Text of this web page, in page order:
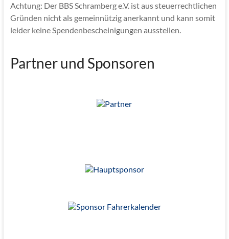
Achtung: Der BBS Schramberg e.V. ist aus steuerrechtlichen
Gründen nicht als gemeinnützig anerkannt und kann somit
leider keine Spendenbescheinigungen ausstellen.
Partner und Sponsoren